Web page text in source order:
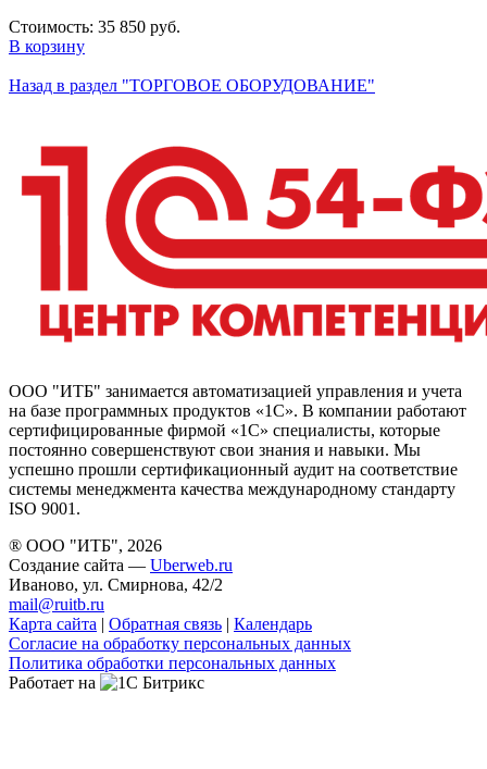
Стоимость: 35 850 руб.
В корзину
Назад в раздел "ТОРГОВОЕ ОБОРУДОВАНИЕ"
ООО "ИТБ" занимается автоматизацией управления и учета
на базе программных продуктов «1С». В компании работают
сертифицированные фирмой «1С» специалисты, которые
постоянно совершенствуют свои знания и навыки. Мы
успешно прошли сертификационный аудит на соответствие
системы менеджмента качества международному стандарту
ISO 9001.
® ООО "ИТБ", 2026
Создание сайта — Uberweb.ru
Иваново, ул. Смирнова, 42/2
mail@ruitb.ru
Карта сайта | Обратная связь | Календарь
Согласие на обработку персональных данных
Политика обработки персональных данных
Работает на